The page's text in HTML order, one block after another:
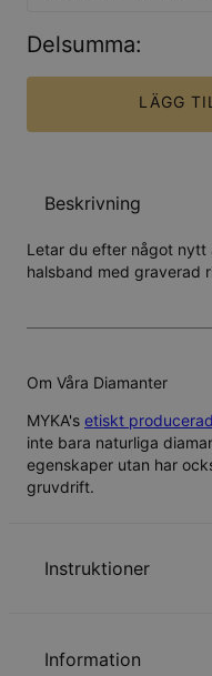
Delsumma:
LÄGG
Beskrivning
Letar du efter något
halsband med graverad
Om Våra Diamanter
MYKA's etiskt
inte bara naturliga
egenskaper utan har
gruvdrift.
Instruktioner
Läs om vår
Information